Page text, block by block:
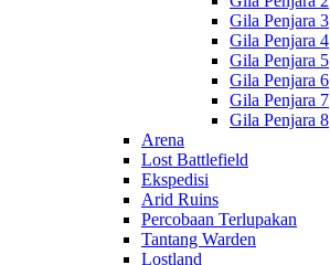
Gila Penjara 3
Gila Penjara 4
Gila Penjara 5
Gila Penjara 6
Gila Penjara 7
Gila Penjara 8
Arena
Lost Battlefield
Ekspedisi
Arid Ruins
Percobaan Terlupakan
Tantang Warden
Lostland